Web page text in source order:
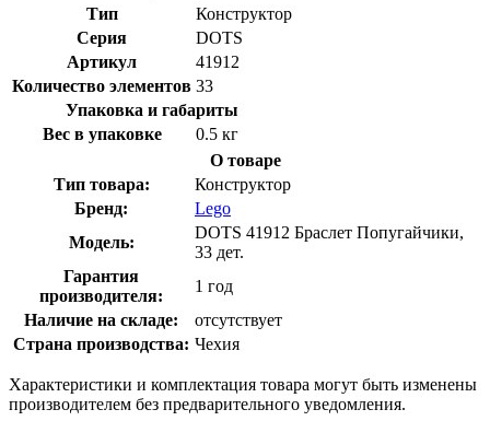
Тип
Конструктор
Серия
DOTS
Артикул
41912
Количество элементов 33
Упаковка и габариты
Вес в упаковке
0.5 кг
О товаре
Тип товара:
Конструктор
Бренд:
Lego
Модель:
DOTS 41912 Браслет Попугайчики,
33 дет.
Гарантия
производителя:
1 год
Наличие на складе:
отсутствует
Страна производства: Чехия
Характеристики и комплектация товара могут быть изменены
производителем без предварительного уведомления.